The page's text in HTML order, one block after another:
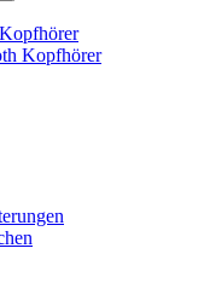
Kopfhörer